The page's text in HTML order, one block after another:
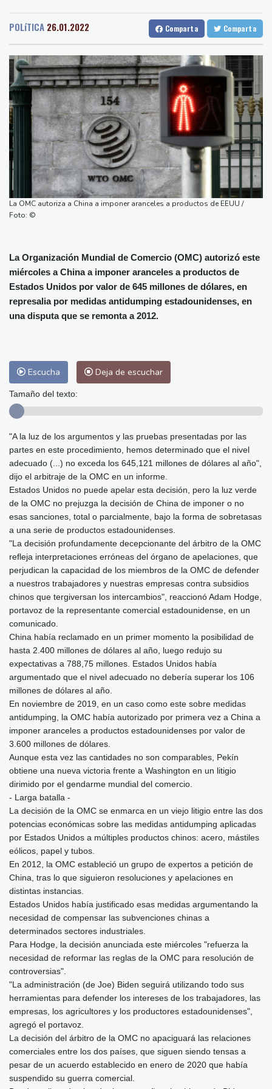
Barcelona
Bilbao
23 °C
Santo Domingo
31 °C
Havana
27 °C Puerto Rico
28 °C
Quito
16 °C Brasilia
26 °C
Manaus
31 °C Rio de Janeiro
29 °C
São Paulo
26 °C
Nava de la Asunción
27 °C
Bueno Aires
34 °C
Punta Arena
32 °C
Montevideo
11 °C Panama
31 °C
San Salvador
25 °C Oaxaca
23 °C
Alicante
30 °C Córdoba
31 °C
Málaga
28 °C Murcia
28 °C
Las Palmas de Gran Canaria
26 °C
Ibiza
Buenos Aires
Panama City
33 °C
Muere el padre de Lionel Messi a los 68 años, el hombre detrás
Una niña herida muere y eleva a ocho los fallecidos por el
tiroteo en escuela tailandesa
París obliga a usuarios de patinetas eléctricas a llevar casco
ante aumento de lesiones
Muere el padre de Lionel Messi a los 68 años
Apple y OpenAI escalan su batalla legal por robo de secretos
comerciales
Ucrania se despide de un voluntario que dedicó su vida a
rescatar a los muertos
Canadá trata de adaptarse a un futuro de incendios forestales
POLíTICA 26.01.2022 Comparta Comparta
La OMC autoriza a China a imponer aranceles a productos de EEUU /
Foto: ©
La Organización Mundial de Comercio (OMC) autorizó este
miércoles a China a imponer aranceles a productos de
Estados Unidos por valor de 645 millones de dólares, en
represalia por medidas antidumping estadounidenses, en
una disputa que se remonta a 2012.
Escucha Deja de escuchar
Tamaño del texto:
"A la luz de los argumentos y las pruebas presentadas por las
partes en este procedimiento, hemos determinado que el nivel
adecuado (...) no exceda los 645,121 millones de dólares al año",
dijo el arbitraje de la OMC en un informe.
Estados Unidos no puede apelar esta decisión, pero la luz verde
de la OMC no prejuzga la decisión de China de imponer o no
esas sanciones, total o parcialmente, bajo la forma de sobretasas
a una serie de productos estadounidenses.
"La decisión profundamente decepcionante del árbitro de la OMC
refleja interpretaciones erróneas del órgano de apelaciones, que
perjudican la capacidad de los miembros de la OMC de defender
a nuestros trabajadores y nuestras empresas contra subsidios
chinos que tergiversan los intercambios", reaccionó Adam Hodge,
portavoz de la representante comercial estadounidense, en un
comunicado.
China había reclamado en un primer momento la posibilidad de
hasta 2.400 millones de dólares al año, luego redujo su
expectativas a 788,75 millones. Estados Unidos había
argumentado que el nivel adecuado no debería superar los 106
millones de dólares al año.
En noviembre de 2019, en un caso como este sobre medidas
antidumping, la OMC había autorizado por primera vez a China a
imponer aranceles a productos estadounidenses por valor de
3.600 millones de dólares.
Aunque esta vez las cantidades no son comparables, Pekín
obtiene una nueva victoria frente a Washington en un litigio
dirimido por el gendarme mundial del comercio.
- Larga batalla -
La decisión de la OMC se enmarca en un viejo litigio entre las dos
potencias económicas sobre las medidas antidumping aplicadas
por Estados Unidos a múltiples productos chinos: acero, mástiles
eólicos, papel y tubos.
En 2012, la OMC estableció un grupo de expertos a petición de
China, tras lo que siguieron resoluciones y apelaciones en
distintas instancias.
Estados Unidos había justificado esas medidas argumentando la
necesidad de compensar las subvenciones chinas a
determinados sectores industriales.
Para Hodge, la decisión anunciada este miércoles "refuerza la
necesidad de reformar las reglas de la OMC para resolución de
controversias".
"La administración (de Joe) Biden seguirá utilizando todo sus
herramientas para defender los intereses de los trabajadores, las
empresas, los agricultores y los productores estadounidenses",
agregó el portavoz.
La decisión del árbitro de la OMC no apaciguará las relaciones
comerciales entre los dos países, que siguen siendo tensas a
pesar de un acuerdo establecido en enero de 2020 que había
suspendido su guerra comercial.